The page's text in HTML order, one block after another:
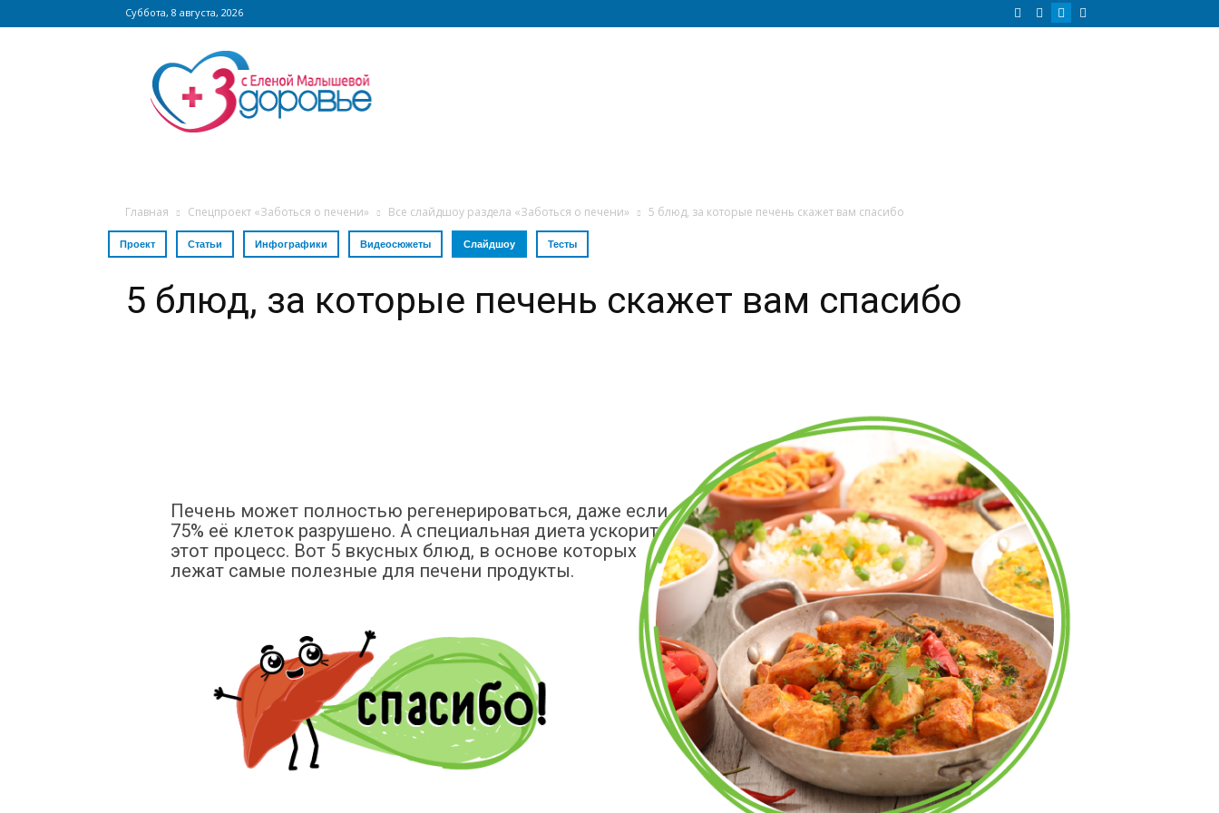
Суббота, 8 августа, 2026
Сайт
zdorovieinfo.ru
крупнейший
медицинский
Главная Спецпроект «Заботься о печени» Все слайдшоу раздела «Заботься о печени» 5 блюд, за которые печень скажет вам спасибо
Проект Статьи Инфографики Видеосюжеты Слайдшоу Тесты
5 блюд, за которые печень скажет вам спасибо
Печень может полностью регенерироваться, даже если
75% её клеток разрушено. А специальная диета ускорит
этот процесс. Вот 5 вкусных блюд, в основе которых
лежат самые полезные для печени продукты.